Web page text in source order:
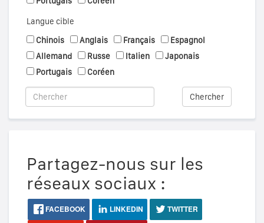
Langue cible
Chinois
Anglais Français
Espagnol
Allemand
Russe Italien
Japonais
Portugais
Coréen
Chercher
Partagez-nous sur les
réseaux sociaux :
FACEBOOK LINKEDIN
TWITTER